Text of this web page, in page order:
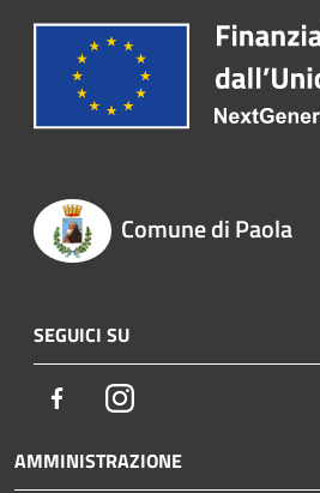
Comune di Paola
SEGUICI SU
FacebookInstagram
AMMINISTRAZIONE